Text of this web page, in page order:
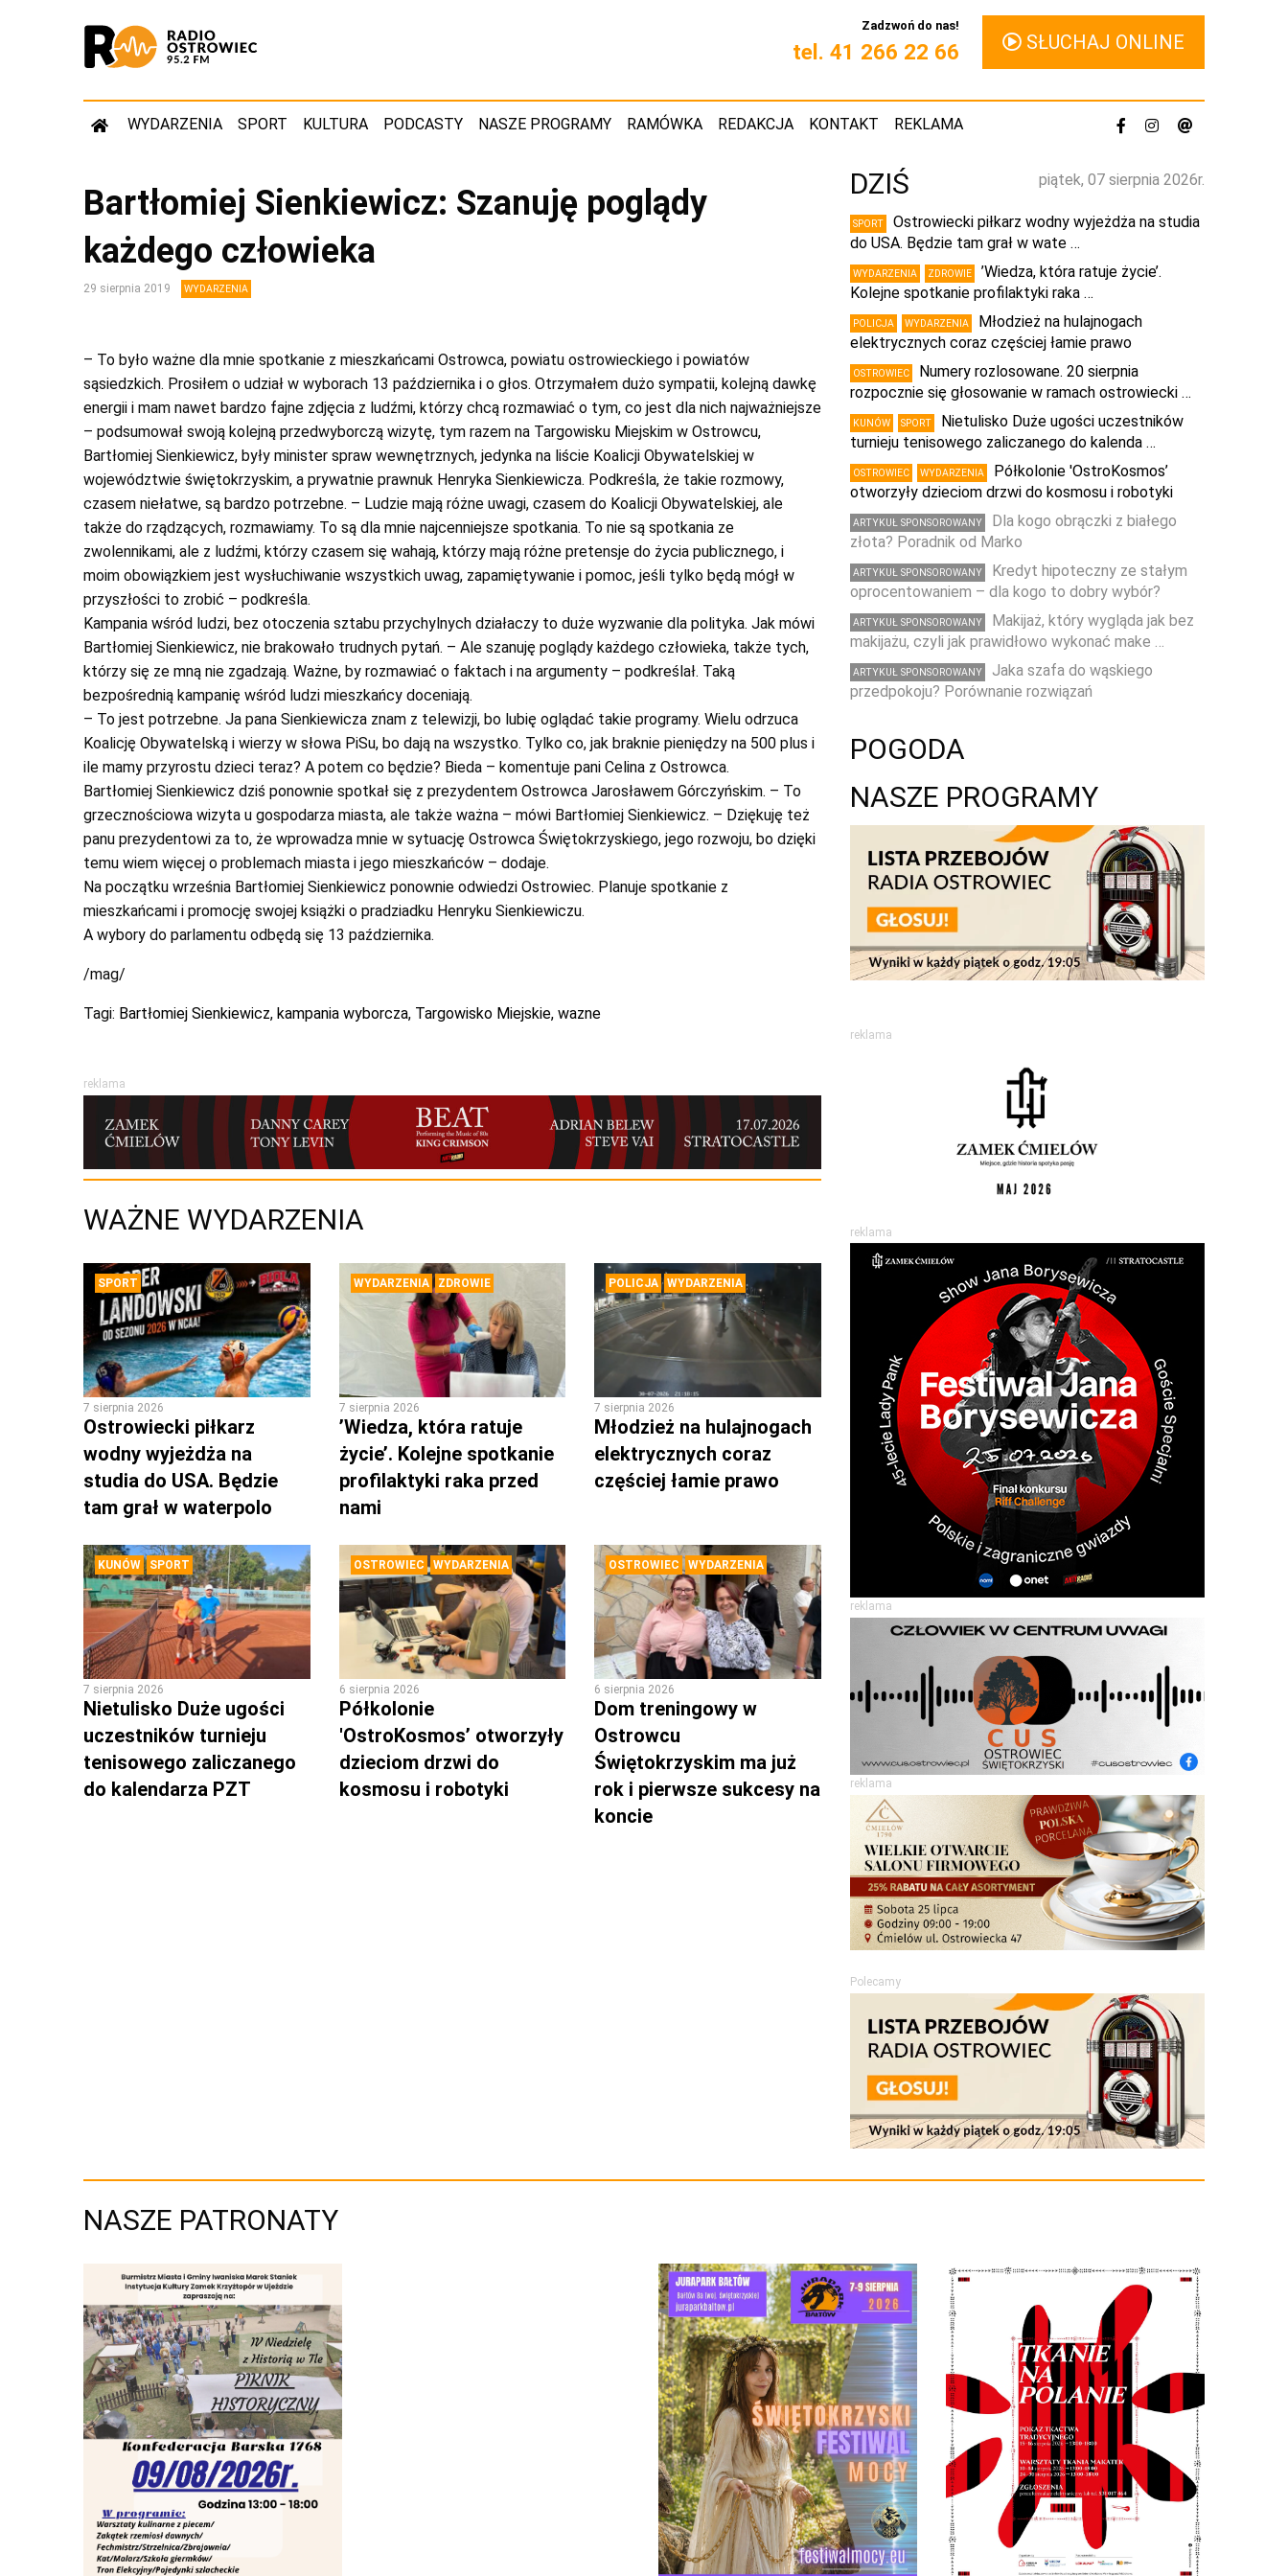
Zadzwoń do nas!
tel. 41 266 22 66 SŁUCHAJ ONLINE
WYDARZENIA SPORT KULTURA PODCASTY NASZE PROGRAMY RAMÓWKA REDAKCJA KONTAKT REKLAMA
Bartłomiej Sienkiewicz: Szanuję poglądy
każdego człowieka
29 sierpnia 2019 WYDARZENIA
– To było ważne dla mnie spotkanie z mieszkańcami Ostrowca, powiatu ostrowieckiego i powiatów
sąsiedzkich. Prosiłem o udział w wyborach 13 października i o głos. Otrzymałem dużo sympatii, kolejną dawkę
energii i mam nawet bardzo fajne zdjęcia z ludźmi, którzy chcą rozmawiać o tym, co jest dla nich najważniejsze
– podsumował swoją kolejną przedwyborczą wizytę, tym razem na Targowisku Miejskim w Ostrowcu,
Bartłomiej Sienkiewicz, były minister spraw wewnętrznych, jedynka na liście Koalicji Obywatelskiej w
województwie świętokrzyskim, a prywatnie prawnuk Henryka Sienkiewicza. Podkreśla, że takie rozmowy,
czasem niełatwe, są bardzo potrzebne. – Ludzie mają różne uwagi, czasem do Koalicji Obywatelskiej, ale
także do rządzących, rozmawiamy. To są dla mnie najcenniejsze spotkania. To nie są spotkania ze
zwolennikami, ale z ludźmi, którzy czasem się wahają, którzy mają różne pretensje do życia publicznego, i
moim obowiązkiem jest wysłuchiwanie wszystkich uwag, zapamiętywanie i pomoc, jeśli tylko będą mógł w
przyszłości to zrobić – podkreśla.
Kampania wśród ludzi, bez otoczenia sztabu przychylnych działaczy to duże wyzwanie dla polityka. Jak mówi
Bartłomiej Sienkiewicz, nie brakowało trudnych pytań. – Ale szanuję poglądy każdego człowieka, także tych,
którzy się ze mną nie zgadzają. Ważne, by rozmawiać o faktach i na argumenty – podkreślał. Taką
bezpośrednią kampanię wśród ludzi mieszkańcy doceniają.
– To jest potrzebne. Ja pana Sienkiewicza znam z telewizji, bo lubię oglądać takie programy. Wielu odrzuca
Koalicję Obywatelską i wierzy w słowa PiSu, bo dają na wszystko. Tylko co, jak braknie pieniędzy na 500 plus i
ile mamy przyrostu dzieci teraz? A potem co będzie? Bieda – komentuje pani Celina z Ostrowca.
Bartłomiej Sienkiewicz dziś ponownie spotkał się z prezydentem Ostrowca Jarosławem Górczyńskim. – To
grzecznościowa wizyta u gospodarza miasta, ale także ważna – mówi Bartłomiej Sienkiewicz. – Dziękuję też
panu prezydentowi za to, że wprowadza mnie w sytuację Ostrowca Świętokrzyskiego, jego rozwoju, bo dzięki
temu wiem więcej o problemach miasta i jego mieszkańców – dodaje.
Na początku września Bartłomiej Sienkiewicz ponownie odwiedzi Ostrowiec. Planuje spotkanie z
mieszkańcami i promocję swojej książki o pradziadku Henryku Sienkiewiczu.
A wybory do parlamentu odbędą się 13 października.
/mag/
Tagi: Bartłomiej Sienkiewicz, kampania wyborcza, Targowisko Miejskie, wazne
reklama
WAŻNE WYDARZENIA
SPORT
7 sierpnia 2026
Ostrowiecki piłkarz
wodny wyjeżdża na
studia do USA. Będzie
tam grał w waterpolo
WYDARZENIA ZDROWIE
7 sierpnia 2026
’Wiedza, która ratuje
życie’. Kolejne spotkanie
profilaktyki raka przed
nami
POLICJA WYDARZENIA
7 sierpnia 2026
Młodzież na hulajnogach
elektrycznych coraz
częściej łamie prawo
KUNÓW SPORT
7 sierpnia 2026
Nietulisko Duże ugości
uczestników turnieju
tenisowego zaliczanego
do kalendarza PZT
OSTROWIEC WYDARZENIA
6 sierpnia 2026
Półkolonie
'OstroKosmos’ otworzyły
dzieciom drzwi do
kosmosu i robotyki
OSTROWIEC WYDARZENIA
6 sierpnia 2026
Dom treningowy w
Ostrowcu
Świętokrzyskim ma już
rok i pierwsze sukcesy na
koncie
piątek, 07 sierpnia 2026r.
DZIŚ
SPORT
Ostrowiecki piłkarz wodny wyjeżdża na studia
do USA. Będzie tam grał w wate …
WYDARZENIA ZDROWIE
’Wiedza, która ratuje życie’.
Kolejne spotkanie profilaktyki raka …
POLICJA WYDARZENIA
Młodzież na hulajnogach
elektrycznych coraz częściej łamie prawo
OSTROWIEC
Numery rozlosowane. 20 sierpnia
rozpocznie się głosowanie w ramach ostrowiecki …
KUNÓW SPORT
Nietulisko Duże ugości uczestników
turnieju tenisowego zaliczanego do kalenda …
OSTROWIEC WYDARZENIA
Półkolonie 'OstroKosmos’
otworzyły dzieciom drzwi do kosmosu i robotyki
ARTYKUŁ SPONSOROWANY
Dla kogo obrączki z białego
złota? Poradnik od Marko
ARTYKUŁ SPONSOROWANY
Kredyt hipoteczny ze stałym
oprocentowaniem – dla kogo to dobry wybór?
ARTYKUŁ SPONSOROWANY
Makijaż, który wygląda jak bez
makijażu, czyli jak prawidłowo wykonać make …
ARTYKUŁ SPONSOROWANY
Jaka szafa do wąskiego
przedpokoju? Porównanie rozwiązań
POGODA
NASZE PROGRAMY
reklama
reklama
reklama
reklama
Polecamy
NASZE PATRONATY